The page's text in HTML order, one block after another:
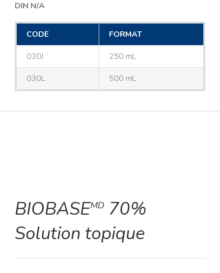
DIN N/A
CODE FORMAT
030J 250 mL
030L 500 mL
BIOBASEMD 70%
Solution topique